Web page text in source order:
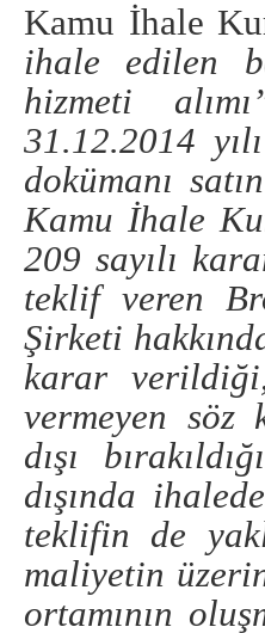
Kamu İhale
ihale edilen
hizmeti
31.12.2014
dokümanı
Kamu İhale
209 sayılı
teklif veren
Şirketi
karar
vermeyen
dışı
dışında
teklifin de
maliyetin
ortamının